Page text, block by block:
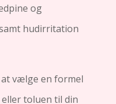
og
hudirritation
vælge en formel
toluen til din